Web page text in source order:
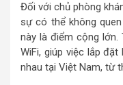
Đối với chủ phòng
sự có thể không
này là điểm cộng
WiFi, giúp việc lắp
nhau tại Việt Nam, từ